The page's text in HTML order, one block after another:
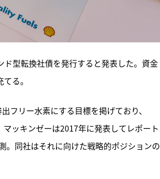
型転換社債を発行すると発表した。資金
る。
フリー水素にする目標を掲げており、
ッキンゼーは2017年に発表してレポート
。同社はそれに向けた戦略的ポジションの